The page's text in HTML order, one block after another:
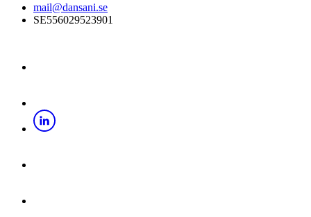
mail@dansani.se
SE556029523901